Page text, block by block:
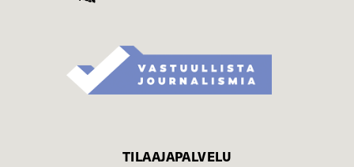
TILAAJAPALVELU